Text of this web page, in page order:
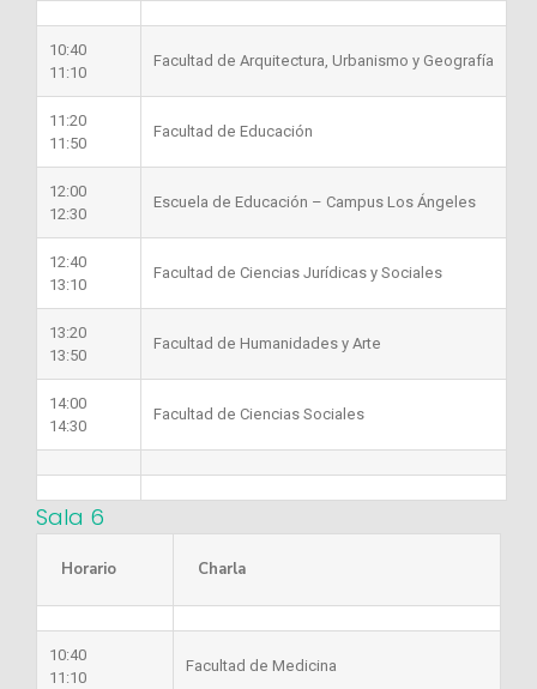
10:40
11:10
Facultad de Arquitectura, Urbanismo y Geografía
11:20
11:50
Facultad de Educación
12:00
12:30
Escuela de Educación – Campus Los Ángeles
12:40
13:10
Facultad de Ciencias Jurídicas y Sociales
13:20
13:50
Facultad de Humanidades y Arte
14:00
14:30
Facultad de Ciencias Sociales
Sala 6
Horario Charla
10:40
11:10
Facultad de Medicina